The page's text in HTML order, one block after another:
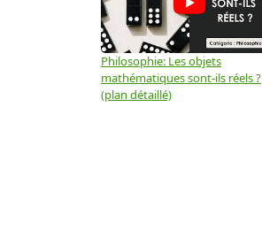
Philosophie: Les objets
mathématiques sont-ils réels ?
(plan détaillé)